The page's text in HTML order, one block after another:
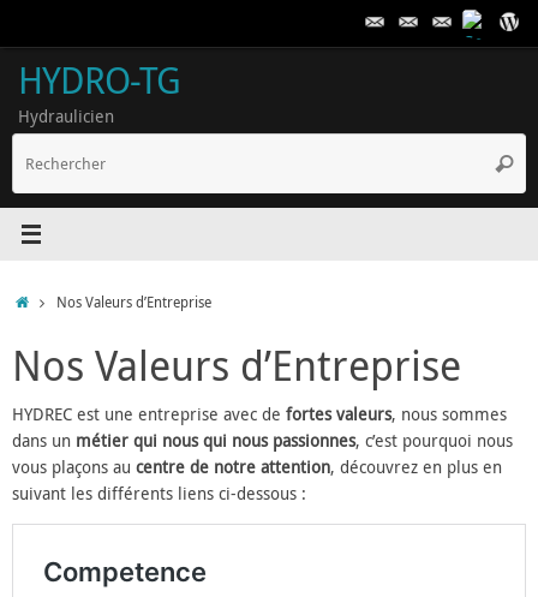
contenu
HYDRO-TG
Hydraulicien
:
AccueilNos Valeurs d’Entreprise
Nos Valeurs d’Entreprise
HYDREC est une entreprise avec de fortes valeurs, nous sommes
dans un métier qui nous qui nous passionnes, c’est pourquoi nous
vous plaçons au centre de notre attention, découvrez en plus en
suivant les différents liens ci-dessous :